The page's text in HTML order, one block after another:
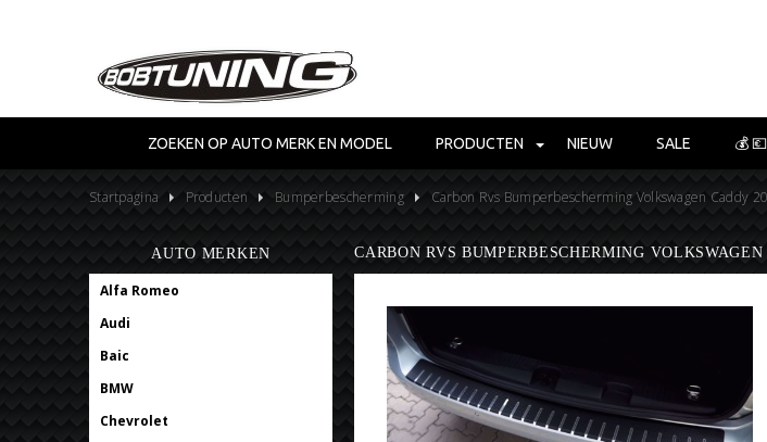
ZOEKEN OP AUTO MERK EN MODEL PRODUCTEN NIEUW SALE 💰
Startpagina Producten Bumperbescherming Carbon Rvs Bumperbescherming Volkswagen Caddy
AUTO MERKEN
Alfa Romeo
Audi
Baic
BMW
Chevrolet
CARBON RVS BUMPERBESCHERMING